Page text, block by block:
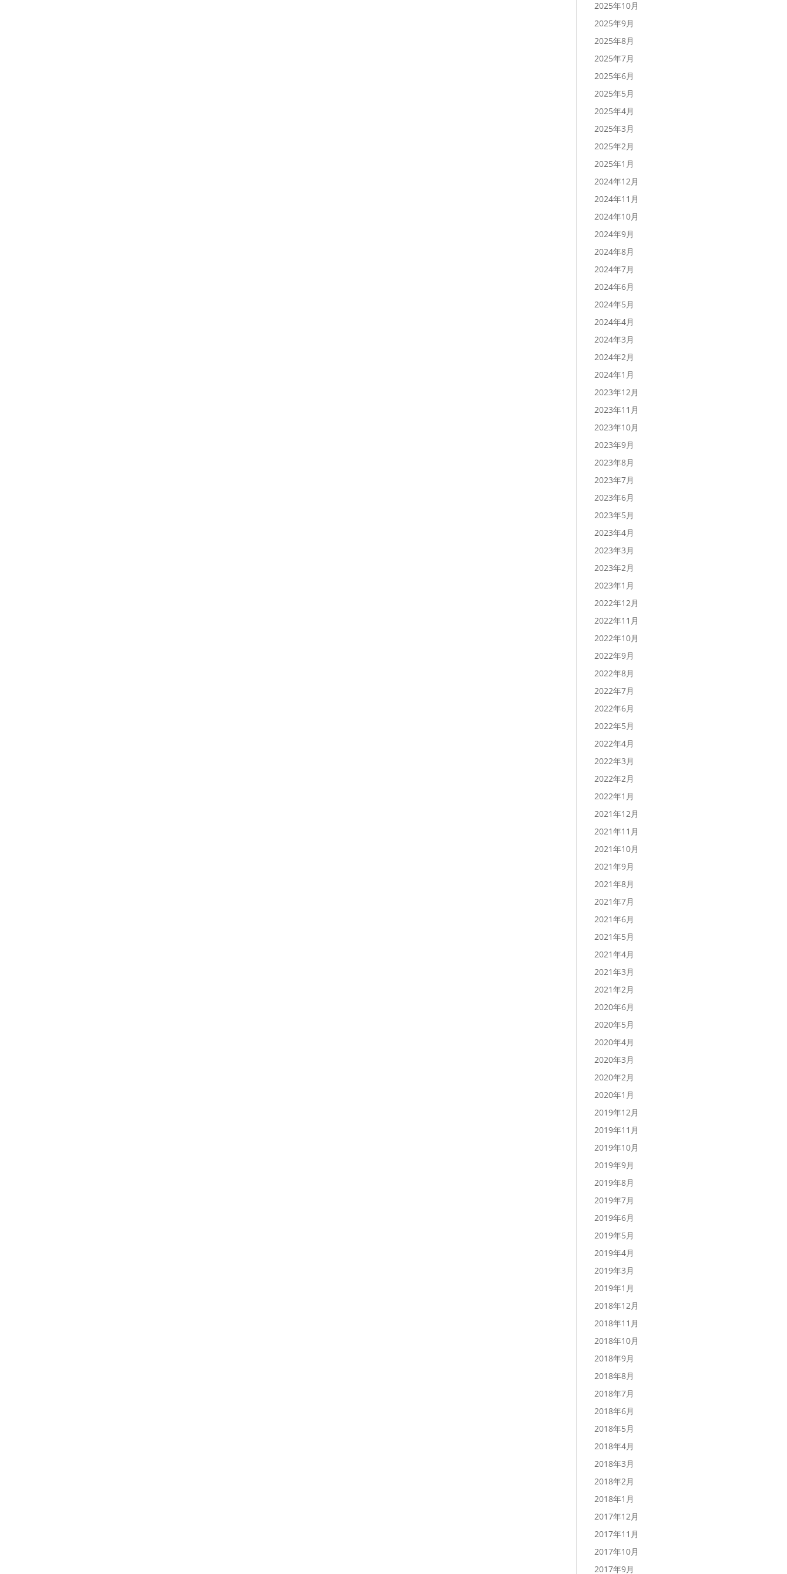
2025年10月
2025年9月
2025年8月
2025年7月
2025年6月
2025年5月
2025年4月
2025年3月
2025年2月
2025年1月
2024年12月
2024年11月
2024年10月
2024年9月
2024年8月
2024年7月
2024年6月
2024年5月
2024年4月
2024年3月
2024年2月
2024年1月
2023年12月
2023年11月
2023年10月
2023年9月
2023年8月
2023年7月
2023年6月
2023年5月
2023年4月
2023年3月
2023年2月
2023年1月
2022年12月
2022年11月
2022年10月
2022年9月
2022年8月
2022年7月
2022年6月
2022年5月
2022年4月
2022年3月
2022年2月
2022年1月
2021年12月
2021年11月
2021年10月
2021年9月
2021年8月
2021年7月
2021年6月
2021年5月
2021年4月
2021年3月
2021年2月
2020年6月
2020年5月
2020年4月
2020年3月
2020年2月
2020年1月
2019年12月
2019年11月
2019年10月
2019年9月
2019年8月
2019年7月
2019年6月
2019年5月
2019年4月
2019年3月
2019年1月
2018年12月
2018年11月
2018年10月
2018年9月
2018年8月
2018年7月
2018年6月
2018年5月
2018年4月
2018年3月
2018年2月
2018年1月
2017年12月
2017年11月
2017年10月
2017年9月